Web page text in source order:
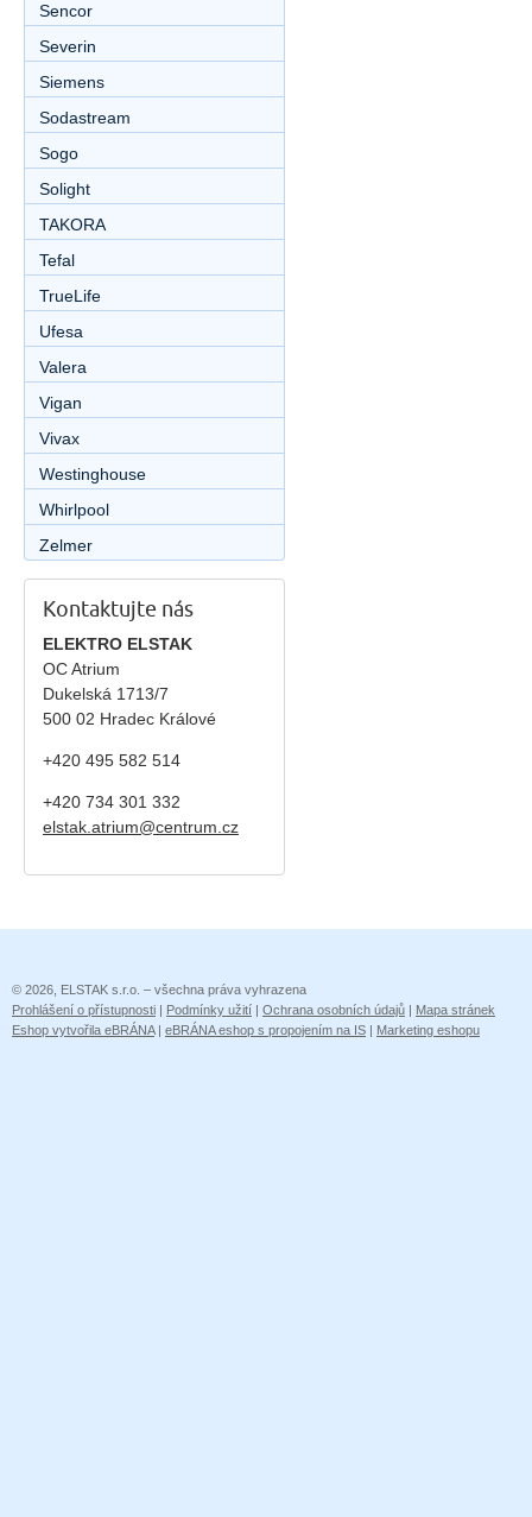
Sencor
Severin
Siemens
Sodastream
Sogo
Solight
TAKORA
Tefal
TrueLife
Ufesa
Valera
Vigan
Vivax
Westinghouse
Whirlpool
Zelmer
Kontaktujte nás
ELEKTRO ELSTAK
OC Atrium
Dukelská 1713/7
500 02 Hradec Králové
+420 495 582 514
+420 734 301 332
elstak.atrium@centrum.cz
© 2026, ELSTAK s.r.o. – všechna práva vyhrazena
Prohlášení o přístupnosti | Podmínky užití | Ochrana osobních údajů | Mapa stránek
Eshop vytvořila eBRÁNA| eBRÁNA eshop s propojením na IS | Marketing eshopu